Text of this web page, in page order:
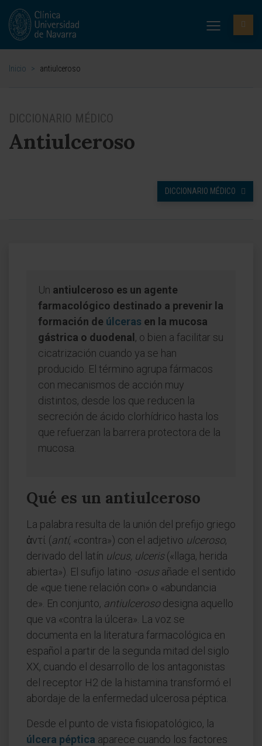
Inicio > antiulceroso
DICCIONARIO MÉDICO
Antiulceroso
DICCIONARIO MÉDICO
Un antiulceroso es un agente
farmacológico destinado a prevenir la
formación de úlceras en la mucosa
gástrica o duodenal , o bien a facilitar su
cicatrización cuando ya se han
producido. El término agrupa fármacos
con mecanismos de acción muy
distintos, desde los que reducen la
secreción de ácido clorhídrico hasta los
que refuerzan la barrera protectora de la
mucosa.
Qué es un antiulceroso
La palabra resulta de la unión del prefijo griego
ἀντί (antí, «contra») con el adjetivo ulceroso,
derivado del latín ulcus, ulceris(«llaga, herida
abierta»). El sufijo latino -osusañade el sentido
de «que tiene relación con» o «abundancia
de». En conjunto, antiulcerosodesigna aquello
que va «contra la úlcera». La voz se
documenta en la literatura farmacológica en
español a partir de la segunda mitad del siglo
XX, cuando el desarrollo de los antagonistas
del receptor H2 de la histamina transformó el
abordaje de la enfermedad ulcerosa péptica.
Desde el punto de vista fisiopatológico, la
úlcera péptica aparece cuando los factores